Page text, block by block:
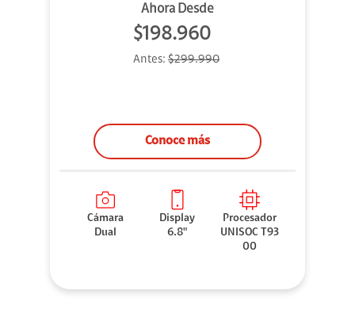
Ahora Desde
$198.960
Antes: $299.990
Conoce más
Cámara
Dual
Display
6.8"
Procesador
UNISOC T93
00